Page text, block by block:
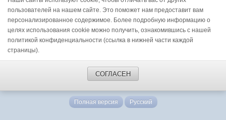
пользователей на нашем сайте. Это поможет нам предоставит вам
персонализированное содержимое. Более подробную информацию о
целях использования cookie можно получить, ознакомившись с нашей
политикой конфиденциальности (ссылка в нижней части каждой
страницы).
СОГЛАСЕН
Полная версия Русский